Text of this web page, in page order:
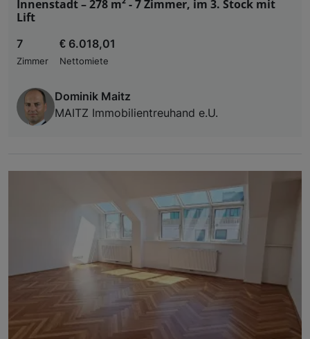
Innenstadt – 278 m² - 7 Zimmer, im 3. Stock mit
Lift
7
Zimmer
€ 6.018,01
Nettomiete
Dominik Maitz
MAITZ Immobilientreuhand e.U.